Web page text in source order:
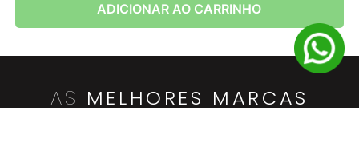
ADICIONAR AO CARRINHO
ASMELHORES MARCAS